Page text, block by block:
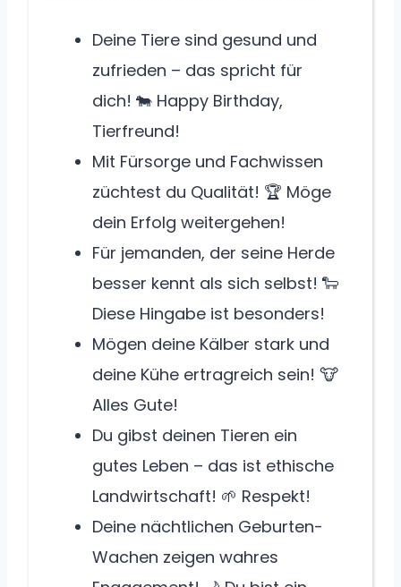
Deine Tiere sind gesund und
zufrieden – das spricht für
dich! 🐄 Happy Birthday,
Tierfreund!
Mit Fürsorge und Fachwissen
züchtest du Qualität! 🏆 Möge
dein Erfolg weitergehen!
Für jemanden, der seine Herde
besser kennt als sich selbst! 🐑
Diese Hingabe ist besonders!
Mögen deine Kälber stark und
deine Kühe ertragreich sein! 🐮
Alles Gute!
Du gibst deinen Tieren ein
gutes Leben – das ist ethische
Landwirtschaft! 🌱 Respekt!
Deine nächtlichen Geburten-
Wachen zeigen wahres